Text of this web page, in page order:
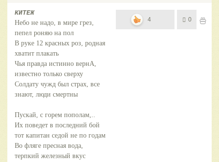
КИТЕЖ
Небо не надо, в мире грез,
пепел роняю на пол
В руке 12 красных роз, родная
хватит плакать
Чья правда истинно вернА,
известно только сверху
Солдату чужд был страх, все
знают, люди смертны
Пускай, с горем пополам,..
Их поведет в последний бой
тот капитан седой не по годам
Во фляге пресная вода,
терпкий железный вкус
4 0